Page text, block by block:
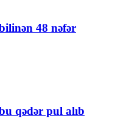
48 nəfər
qədər pul alıb